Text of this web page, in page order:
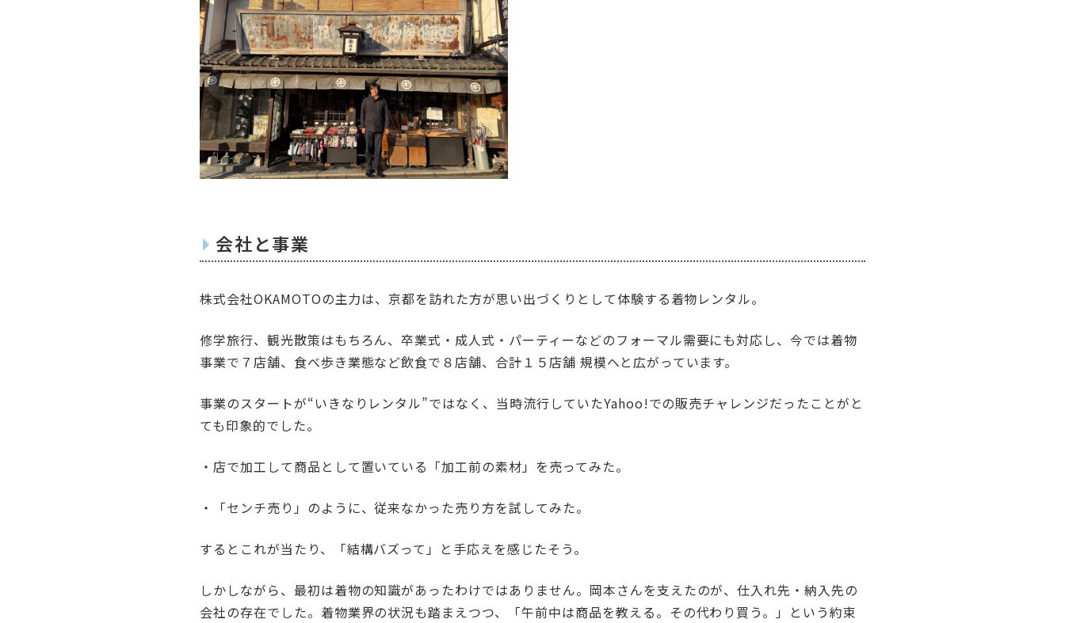
会社と事業
株式会社OKAMOTOの主力は、京都を訪れた方が思い出づくりとして体験する着物レンタル。
修学旅行、観光散策はもちろん、卒業式・成人式・パーティーなどのフォーマル需要にも対応し、今では着物
事業で７店舗、食べ歩き業態など飲食で８店舗、合計１５店舗 規模へと広がっています。
事業のスタートが“いきなりレンタル”ではなく、当時流行していたYahoo!での販売チャレンジだったことがと
ても印象的でした。
・店で加工して商品として置いている「加工前の素材」を売ってみた。
・「センチ売り」のように、従来なかった売り方を試してみた。
するとこれが当たり、「結構バズって」と手応えを感じたそう。
しかしながら、最初は着物の知識があったわけではありません。岡本さんを支えたのが、仕入れ先・納入先の
会社の存在でした。着物業界の状況も踏まえつつ、「午前中は商品を教える。その代わり買う。」という約束